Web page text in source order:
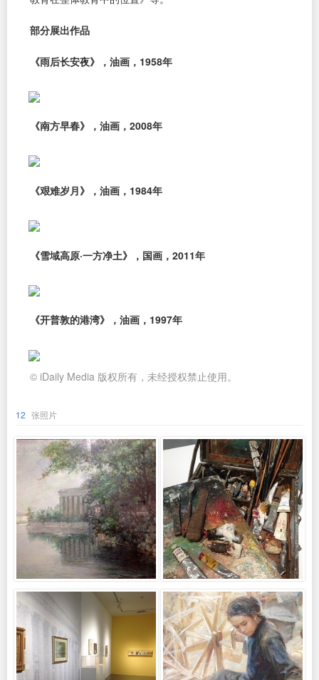
部分展出作品
《雨后长安夜》，油画，1958年
《南方早春》，油画，2008年
《艰难岁月》，油画，1984年
《雪域高原·一方净土》，国画，2011年
《开普敦的港湾》，油画，1997年
© iDaily Media 版权所有，未经授权禁止使用。
12 张照片